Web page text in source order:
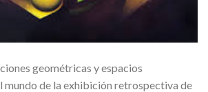
geométricas y espacios
mundo de la exhibición retrospectiva de